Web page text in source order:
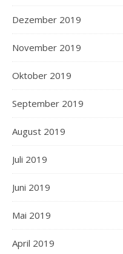
Dezember 2019
November 2019
Oktober 2019
September 2019
August 2019
Juli 2019
Juni 2019
Mai 2019
April 2019